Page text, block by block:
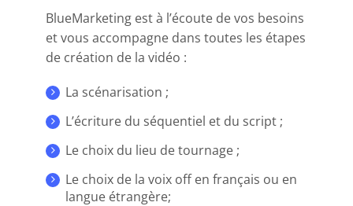
BlueMarketing est à l’écoute de vos besoins
et vous accompagne dans toutes les étapes
de création de la vidéo :
La scénarisation ;
L’écriture du séquentiel et du script ;
Le choix du lieu de tournage ;
Le choix de la voix off en français ou en
langue étrangère;